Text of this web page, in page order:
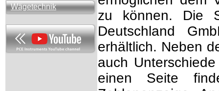
Wägetechnik
zu können. Die
Deutschland
erhältlich. Neben
auch
einen Seite